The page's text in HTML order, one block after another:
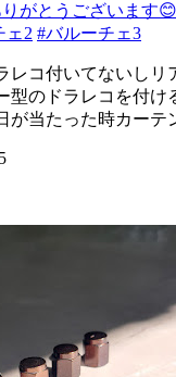
がとうございます😊
ェ2 #バルーチェ3
レコ付いてないしリ
型のドラレコを付け
が当たった時カーテ